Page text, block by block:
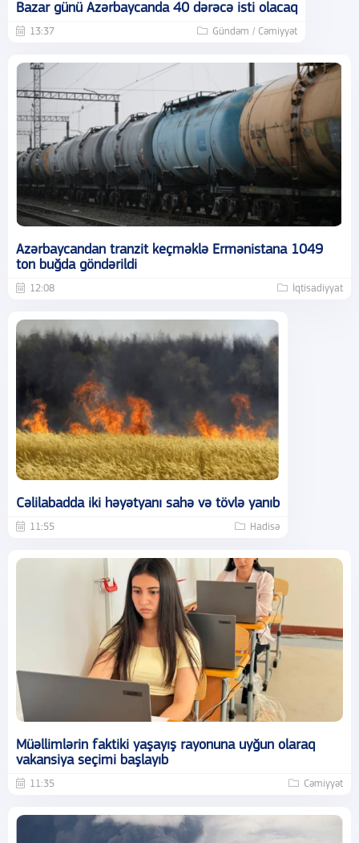
Bazar günü Azərbaycanda 40 dərəcə isti olacaq
13:37 Gündəm / Cəmiyyət
Azərbaycandan tranzit keçməklə Ermənistana 1049
ton buğda göndərildi
12:08 İqtisadiyyat
Cəlilabadda iki həyətyanı sahə və tövlə yanıb
11:55 Hadisə
Müəllimlərin faktiki yaşayış rayonuna uyğun olaraq
vakansiya seçimi başlayıb
11:35 Cəmiyyət